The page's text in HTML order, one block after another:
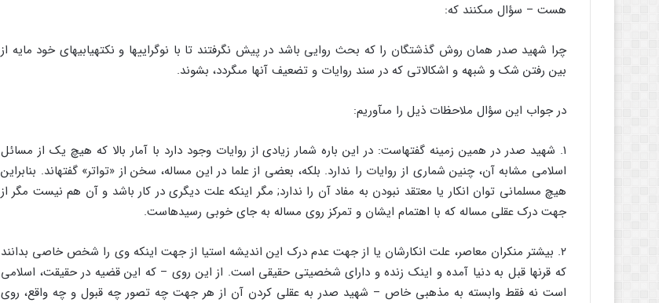
هست – سؤال مى‏کنند که:
چرا شهید صدر همان روش گذشتگان را که بحث روایى باشد در پیش نگرفتند تا با نوگراییها و نکته‏یابیهاى خود مایه از
بین رفتن شک و شبهه و اشکالاتى که در سند روایات و تضعیف آن‏ها مى‏گردد، بشوند.
در جواب این سؤال ملاحظات ذیل را مى‏آوریم:
۱. شهید صدر در همین زمینه گفته‏است: در این باره شمار زیادى از روایات وجود دارد با آمار بالا که هیچ یک از مسائل
اسلامى مشابه آن، چنین شمارى از روایات را ندارد. بلکه، بعضى از علما در این مساله، سخن از «تواتر» گفته‏اند. بنابراین
هیچ مسلمانى توان انکار یا معتقد نبودن به مفاد آن را ندارد; مگر این‏که علت دیگرى در کار باشد و آن هم نیست مگر از
جهت درک عقلى مساله که با اهتمام ایشان و تمرکز روى مساله به جاى خوبى رسیده‏است.
۲. بیشتر منکران معاصر، علت انکارشان یا از جهت عدم درک این اندیشه است‏یا از جهت اینکه وى را شخص خاصى بدانند
که قرنها قبل به دنیا آمده و اینک زنده و داراى شخصیتى حقیقى است. از این روى – که این قضیه در حقیقت، اسلامى
است نه فقط وابسته به مذهبى خاص – شهید صدر به عقلى کردن آن از هر جهت چه تصور چه قبول و چه واقع، روى